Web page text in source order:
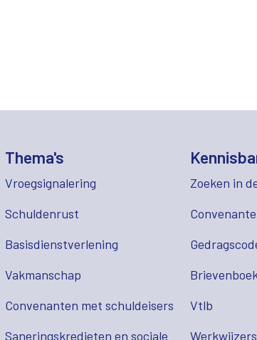
Thema's
Vroegsignalering
Schuldenrust
Basisdienstverlening
Vakmanschap
Convenanten met schuldeisers
Saneringskredieten en sociale
Zoeken in
Vtlb
Werkwijzers